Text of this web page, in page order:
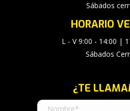
Sábados
HORARIO
L - V 9:00 - 14:00 |
Sábados
¿TE